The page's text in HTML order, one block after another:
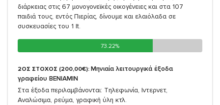
διάρκειας στις 67 μονογονεϊκές οικογένειες και στα 107
παιδιά τους, εντός Πιερίας, δίνουμε και ελαιόλαδα σε
συσκευασίες του 1 lt.
73.22%
73.22%
2ΟΣ ΣΤΟΧΟΣ (200,00€): Μηνιαία λειτουργικά έξοδα
γραφείου ΒΕΝΙΑΜΙΝ
Στα έξοδα περιλαμβάνονται: Τηλεφωνία, Ιντερνετ,
Αναλώσιμα, ρεύμα, γραφική ύλη κτλ.